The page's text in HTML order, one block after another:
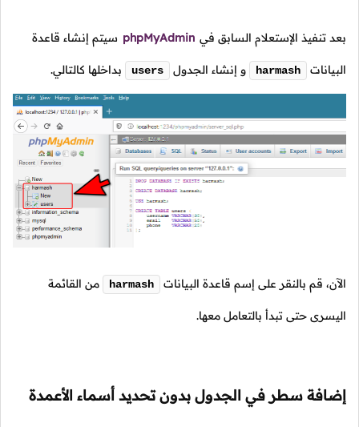
بعد تنفيذ الإستعلام السابق في phpMyAdmin سيتم إنشاء قاعدة
البيانات harmash و إنشاء الجدول users بداخلها كالتالي.
الآن، قم بالنقر على إسم قاعدة البيانات harmash من القائمة
اليسرى حتى تبدأ بالتعامل معها.
إضافة سطر في الجدول بدون تحديد أسماء الأعمدة